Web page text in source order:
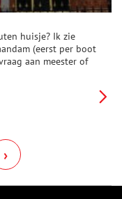
huisje? Ik zie
(eerst per boot
aan meester of
net zoals het naar
zich in haar
›